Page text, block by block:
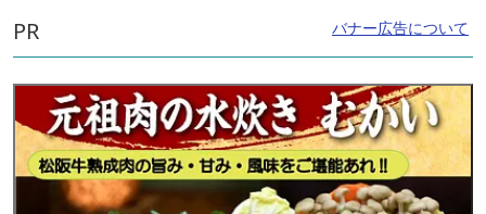
PR バナー広告について